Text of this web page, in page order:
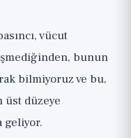
vücut
bunun
bilmiyoruz ve bu,
üst düzeye
geliyor.